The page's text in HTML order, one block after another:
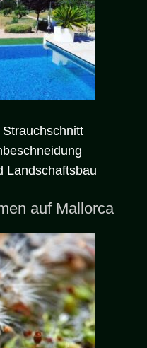
Landschaftsbau
auf Mallorca